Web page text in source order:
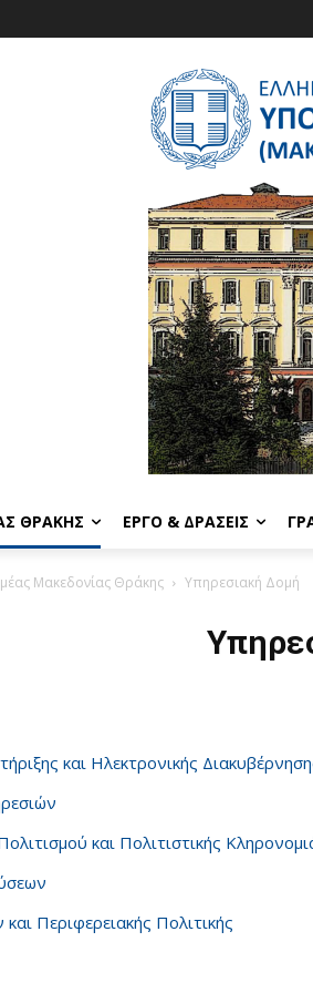
ΘΡΆΚΗΣ ΈΡΓΟ & ΔΡΆΣΕΙΣ
Μακεδονίας Θράκης Υπηρεσιακή Δομή
και Ηλεκτρονικής
και Πολιτιστικής
Περιφερειακής Πολιτικής